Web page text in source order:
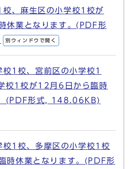
校、麻生区の小学校1校が
休業となります。(PDF形
別ウィンドウで開く
校1校、宮前区の小学校1
校1校が12月6日から臨時
(PDF形式, 148.06KB)
校1校、多摩区の小学校1校
時休業となります。(PDF形